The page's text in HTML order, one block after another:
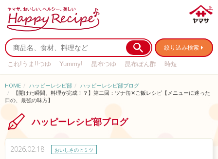
絞り込み検索
これ!うま!!つゆ Yummy! 昆布つゆ 昆布ぽん酢
時短
HOME
ハッピーレシピ部
ハッピーレシピ部ブログ
【開けた瞬間、料理が完成！？】第二回：ツナ缶✕ご飯レシピ【メニューに迷った
日の、最強の味方】
ハッピーレシピ部ブログ
2026.02.18 おいしさのヒミツ